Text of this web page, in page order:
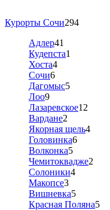
Курорты Сочи294
Адлер41
Кудепста1
Хоста4
Сочи6
Дагомыс5
Лоо9
Лазаревское12
Вардане2
Якорная щель4
Головинка6
Волконка5
Чемитоквадже2
Солоники4
Макопсе3
Вишневка5
Красная Поляна5